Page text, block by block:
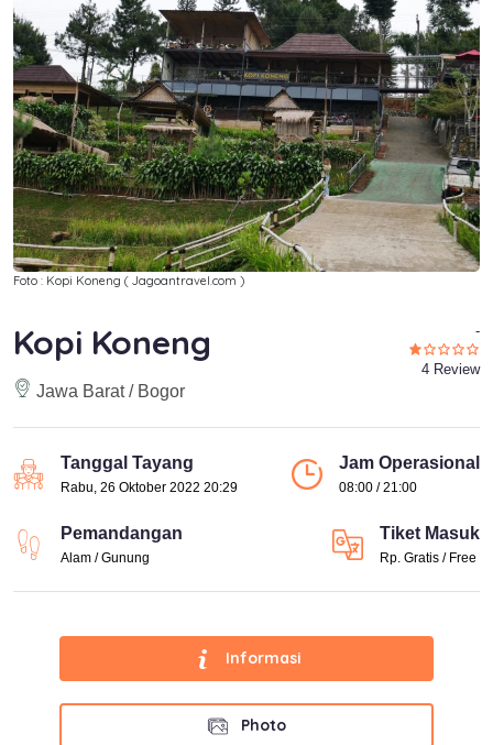
Foto : Kopi Koneng ( Jagoantravel.com )
Kopi Koneng
Jawa Barat / Bogor
-
4 Review
Tanggal Tayang
Rabu, 26 Oktober 2022 20:29
Jam Operasional
08:00 / 21:00
Pemandangan
Alam / Gunung
Tiket Masuk
Rp. Gratis / Free
Informasi
Photo